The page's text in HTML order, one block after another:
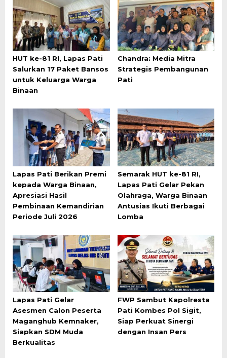
HUT ke-81 RI, Lapas Pati
Salurkan 17 Paket Bansos
untuk Keluarga Warga
Binaan
Chandra: Media Mitra
Strategis Pembangunan
Pati
Lapas Pati Berikan Premi
kepada Warga Binaan,
Apresiasi Hasil
Pembinaan Kemandirian
Periode Juli 2026
Semarak HUT ke-81 RI,
Lapas Pati Gelar Pekan
Olahraga, Warga Binaan
Antusias Ikuti Berbagai
Lomba
Lapas Pati Gelar
Asesmen Calon Peserta
Maganghub Kemnaker,
Siapkan SDM Muda
Berkualitas
FWP Sambut Kapolresta
Pati Kombes Pol Sigit,
Siap Perkuat Sinergi
dengan Insan Pers